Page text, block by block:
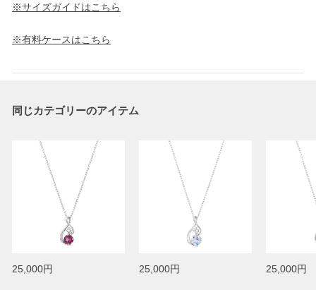
※サイズガイドはこちら
※有料ケースはこちら
同じカテゴリーのアイテム
25,000円 25,000円 25,000円